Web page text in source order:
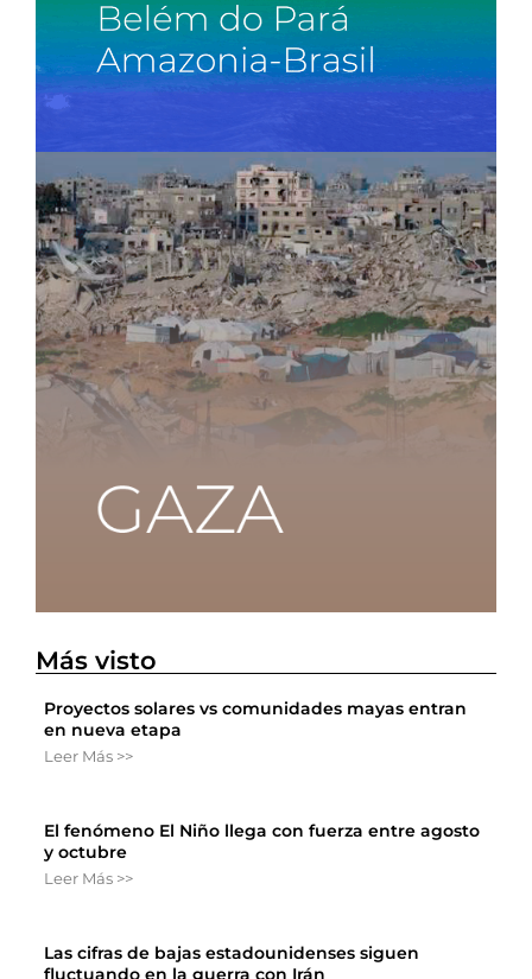
Más visto
Proyectos solares vs comunidades mayas entran
en nueva etapa
Leer Más >>
El fenómeno El Niño llega con fuerza entre agosto
y octubre
Leer Más >>
Las cifras de bajas estadounidenses siguen
fluctuando en la guerra con Irán